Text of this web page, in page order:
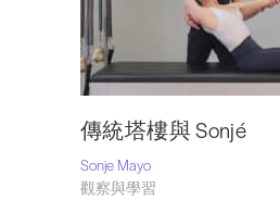
傳統塔樓與 Sonjé
Sonje Mayo
觀察與學習